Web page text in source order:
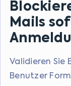
Mails
Validieren Sie
Benutzer